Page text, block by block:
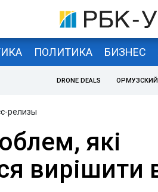
ПОЛИТИКА БИЗНЕС
DRONE DEALS
релизы
які
вирішити